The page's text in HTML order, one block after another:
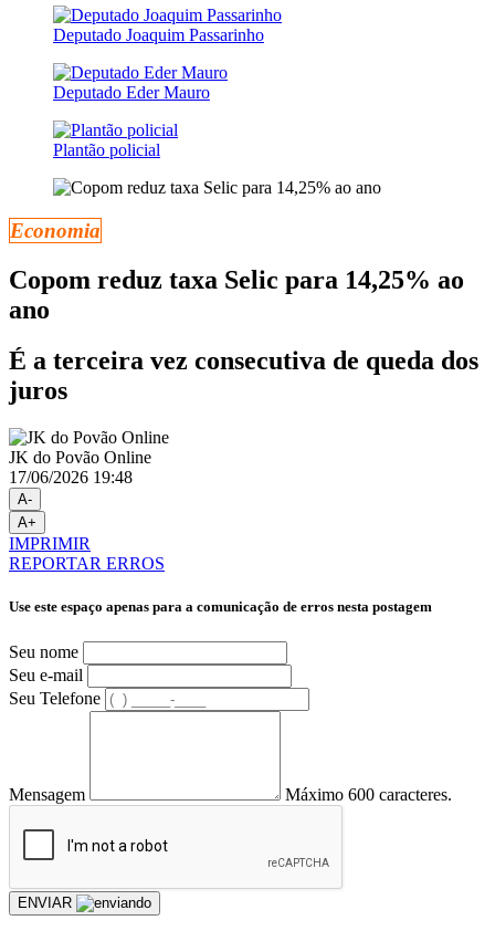
Deputado Joaquim Passarinho
Deputado Eder Mauro
Plantão policial
Economia
Copom reduz taxa Selic para 14,25% ao
ano
É a terceira vez consecutiva de queda dos
juros
JK do Povão Online
17/06/2026 19:48
A-
A+
IMPRIMIR
REPORTAR ERROS
Use este espaço apenas para a comunicação de erros nesta postagem
Seu nome
Seu e-mail
Seu Telefone
Mensagem Máximo 600 caracteres.
ENVIAR